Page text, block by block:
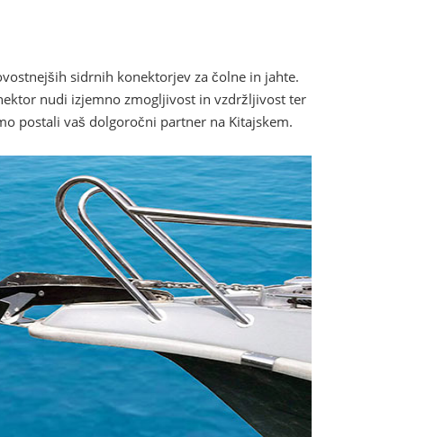
sidrnih konektorjev za čolne in jahte.
nudi izjemno zmogljivost in vzdržljivost ter
postali vaš dolgoročni partner na Kitajskem.